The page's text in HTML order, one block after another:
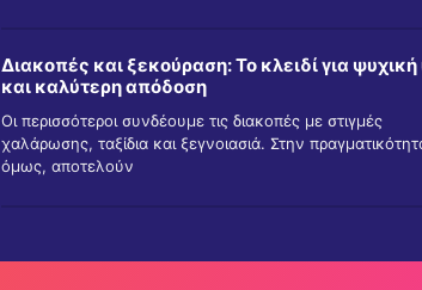
Διακοπές και ξεκούραση: Το κλειδί για ψυχική
και καλύτερη απόδοση
Οι περισσότεροι συνδέουμε τις διακοπές με στιγμές
χαλάρωσης, ταξίδια και ξεγνοιασιά. Στην
όμως, αποτελούν